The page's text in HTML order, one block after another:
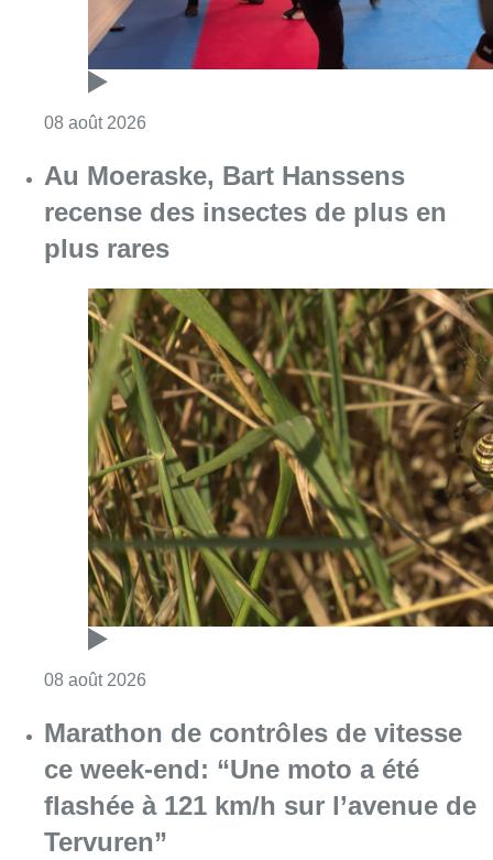
08 août 2026Consulter l'article "Au Moeraske, Bart
Marathon de contrôles de vitesse
ce week-end: “Une moto a été
flashée à 121 km/h sur l’avenue de
Tervuren”